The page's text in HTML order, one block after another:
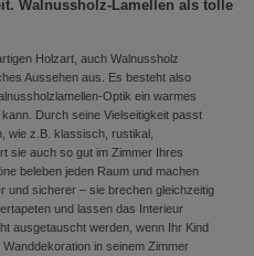
Walnussholz-Lamellen als tolle
Holzart, auch Walnussholz
Aussehen aus. Es besteht also
Optik ein warmes
Durch seine Vielseitigkeit passt
wie z.B. klassisch, rustikal,
sie auch so gut im Zimmer Ihres
beleben jeden Raum und machen
und sicherer – sie brechen gleichzeitig
und lassen das Interieur
ausgetauscht werden, wenn Ihr Kind
in seinem Zimmer